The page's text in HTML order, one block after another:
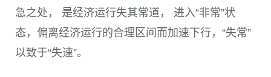
急之处， 是经济运行失其常道， 进入“非常”状
态，偏离经济运行的合理区间而加速下行，“失常”
以致于“失速”。